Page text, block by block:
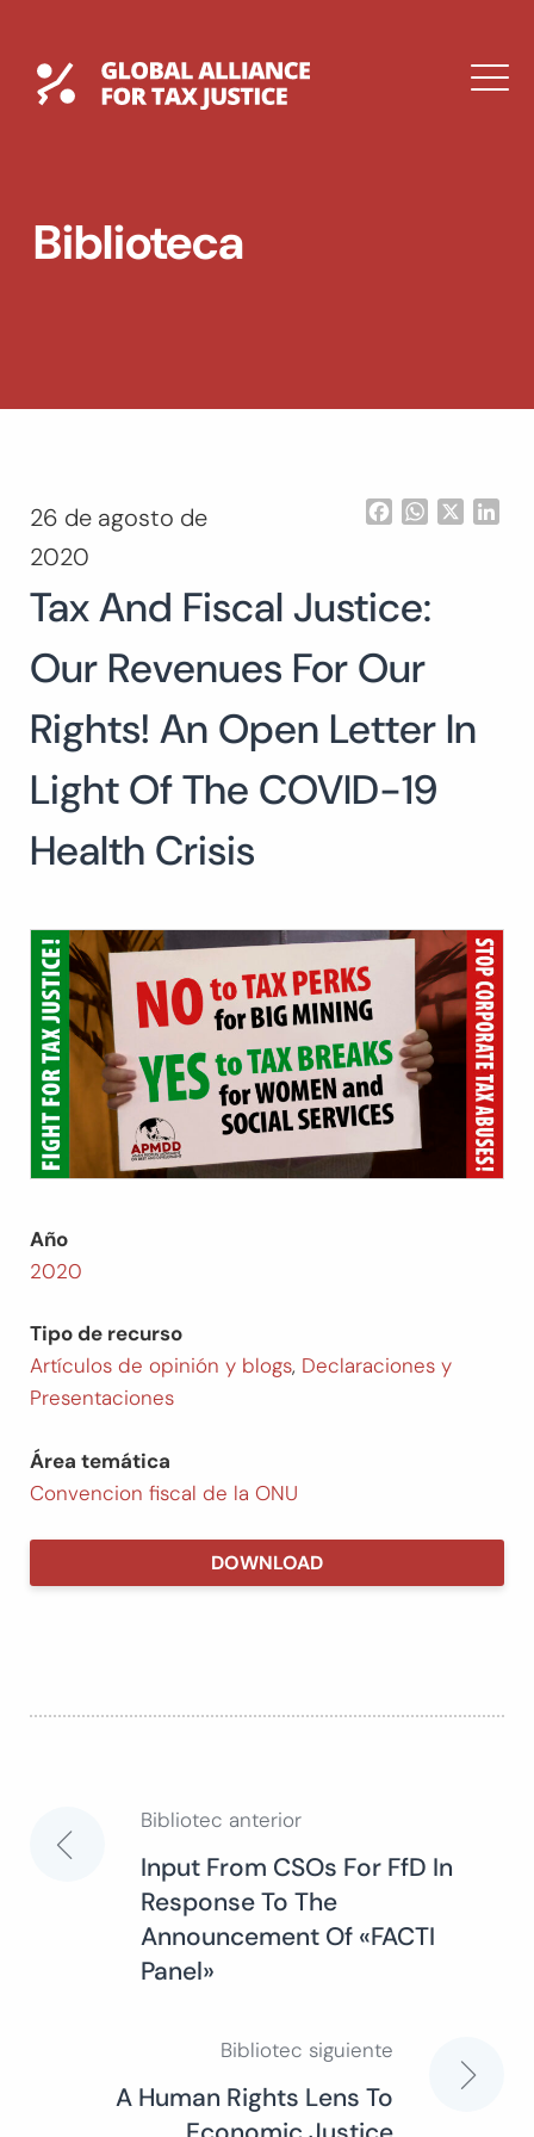
contenidoGlobal Tax Justice
DROPDOWN
Buscar:
Biblioteca
26 de agosto de
2020
FacebookWhatsApp
Tax And Fiscal Justice:
Our Revenues For Our
Rights! An Open Letter In
Light Of The COVID-19
Health Crisis
Año
2020
Tipo de recurso
Artículos de opinión y blogs, Declaraciones y
Presentaciones
Área temática
Convencion fiscal de la ONU
DOWNLOAD
Navegación
entradas
Bibliotec anterior
Input From CSOs For FfD In
Response To The
Announcement Of «FACTI
Panel»
Bibliotec siguiente
A Human Rights Lens To